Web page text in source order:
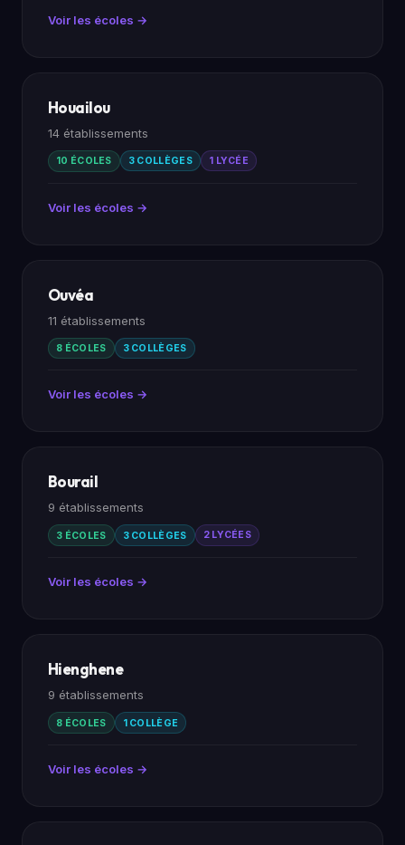
Voir les écoles →
Houailou
14 établissements
10 ÉCOLES 3 COLLÈGES 1 LYCÉE
Voir les écoles →
Ouvéa
11 établissements
8 ÉCOLES 3 COLLÈGES
Voir les écoles →
Bourail
9 établissements
3 ÉCOLES 3 COLLÈGES 2 LYCÉES
Voir les écoles →
Hienghene
9 établissements
8 ÉCOLES 1 COLLÈGE
Voir les écoles →